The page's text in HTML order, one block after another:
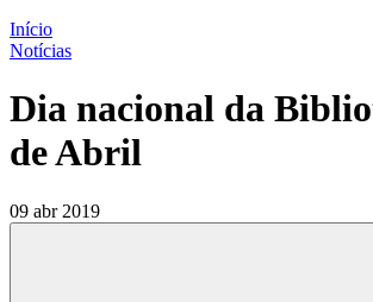
Início
Notícias
Dia nacional da
de Abril
09 abr 2019